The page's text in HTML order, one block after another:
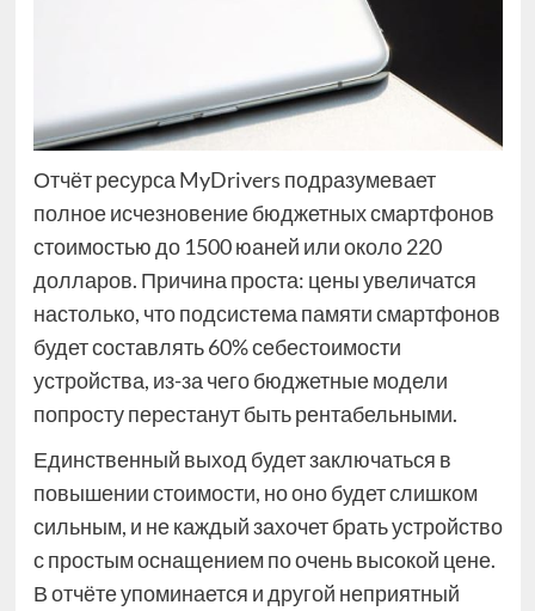
Отчёт ресурса MyDrivers подразумевает
полное исчезновение бюджетных смартфонов
стоимостью до 1500 юаней или около 220
долларов. Причина проста: цены увеличатся
настолько, что подсистема памяти смартфонов
будет составлять 60% себестоимости
устройства, из-за чего бюджетные модели
попросту перестанут быть рентабельными.
Единственный выход будет заключаться в
повышении стоимости, но оно будет слишком
сильным, и не каждый захочет брать устройство
с простым оснащением по очень высокой цене.
В отчёте упоминается и другой неприятный